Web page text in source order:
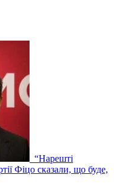
“Нарешті
Фіцо сказали, що буде,